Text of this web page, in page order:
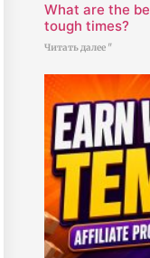
What are the
tough times?
Читать далее "